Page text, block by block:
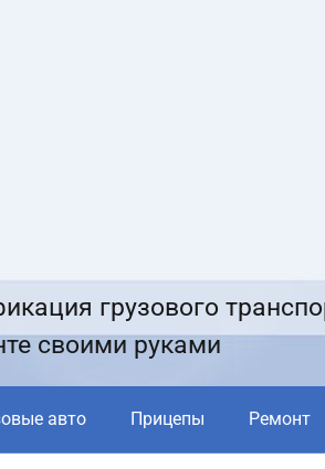
грузового
своими руками
авто Прицепы Ремонт